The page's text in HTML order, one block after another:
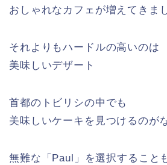
おしゃれなカフェが増えてきま
それよりもハードルの高いのは
美味しいデザート
首都のトビリシの中でも
美味しいケーキを見つけるのが
無難な「Paul」を選択すること